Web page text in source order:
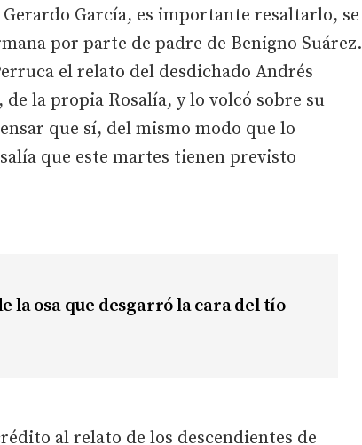
García, es importante resaltarlo, se
por parte de padre de Benigno Suárez.
el relato del desdichado Andrés
la propia Rosalía, y lo volcó sobre su
que sí, del mismo modo que lo
que este martes tienen previsto
la osa que desgarró la cara del tío
al relato de los descendientes de